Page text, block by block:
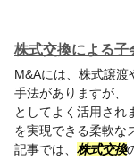
株式交換による子
M&Aには、株式譲渡
手法がありますが、
としてよく活用され
を実現できる柔軟な
記事では、 株式交換